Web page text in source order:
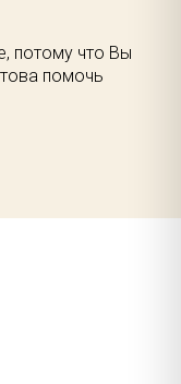
потому что Вы
помочь